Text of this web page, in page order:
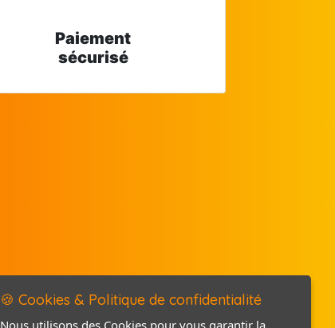
Paiement
sécurisé
🍪 Cookies & Politique de confidentialité
Nous utilisons des Cookies pour vous garantir la